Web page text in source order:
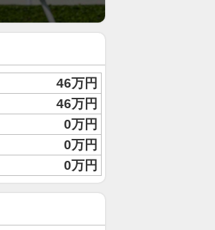
46万円
46万円
0万円
0万円
0万円